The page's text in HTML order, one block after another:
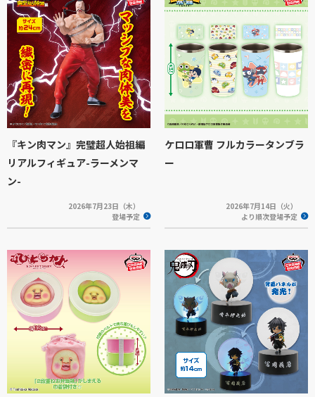
『キン肉マン』完璧超人始祖編
リアルフィギュア-ラーメンマ
ン-
2026年7月23日（木）
登場予定
ケロロ軍曹 フルカラータンブラ
ー
2026年7月14日（火）
より順次登場予定